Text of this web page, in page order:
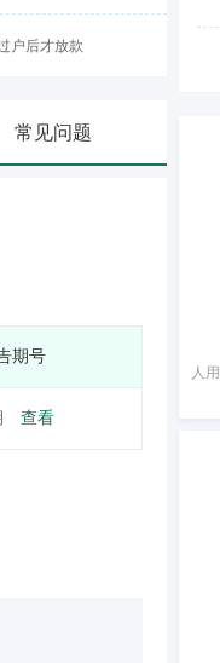
户后才放款
常见问题
期号
查看